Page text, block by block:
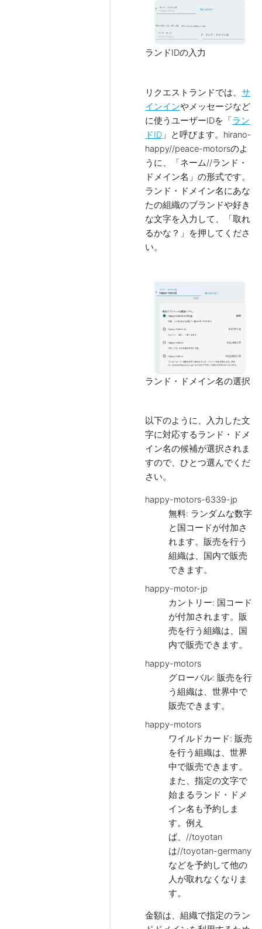
ランドIDの入力
リクエストランドでは、サ
インインやメッセージなど
に使うユーザーIDを「ラン
ドID 」と呼びます。hirano-
happy//peace-motorsのよ
うに、「ネーム//ランド・
ドメイン名」の形式です。
ランド・ドメイン名にあな
たの組織のブランドや好き
な文字を入力して、「取れ
るかな？」を押してくださ
い。
ランド・ドメイン名の選択
以下のように、入力した文
字に対応するランド・ドメ
イン名の候補が選択されま
すので、ひとつ選んでくだ
さい。
happy-motors-6339-jp
無料: ランダムな数字
と国コードが付加さ
れます。販売を行う
組織は、国内で販売
できます。
happy-motor-jp
カントリー: 国コード
が付加されます。販
売を行う組織は、国
内で販売できます。
happy-motors
グローバル: 販売を行
う組織は、世界中で
販売できます。
happy-motors
ワイルドカード: 販売
を行う組織は、世界
中で販売できます。
また、指定の文字で
始まるランド・ドメ
イン名も予約しま
す。例え
ば、//toyotan
は//toyotan-germany
などを予約して他の
人が取れなくなりま
す。
金額は、組織で指定のラン